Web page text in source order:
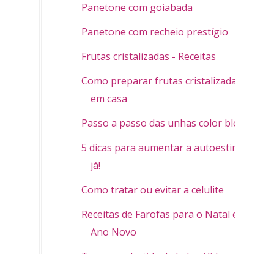
Panetone com goiabada
Panetone com recheio prestígio
Frutas cristalizadas - Receitas
Como preparar frutas cristalizadas
em casa
Passo a passo das unhas color block
5 dicas para aumentar a autoestima
já!
Como tratar ou evitar a celulite
Receitas de Farofas para o Natal e
Ano Novo